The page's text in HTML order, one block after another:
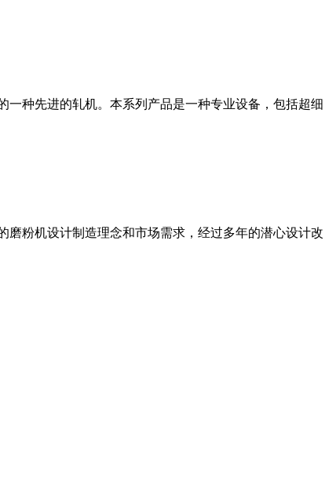
种先进的轧机。本系列产品是一种专业设备，包括超细
粉机设计制造理念和市场需求，经过多年的潜心设计改